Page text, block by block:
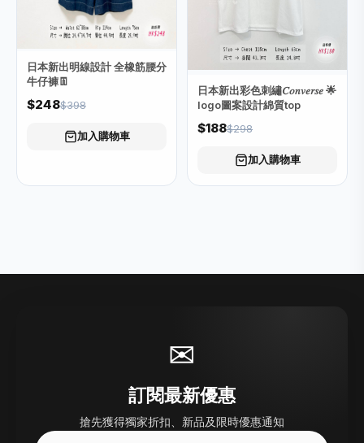
日本新出明線設計 全橡筋腰分
牛仔褲👖
$248$398
加入購物車
日本新出彩色刺繡𝐶𝑜𝑛𝑣𝑒𝑟𝑠𝑒 🌟
logo圖案設計綿質top
$188$298
加入購物車
✉
訂閱最新優惠
搶先獲得獨家折扣、新品及限時優惠通知